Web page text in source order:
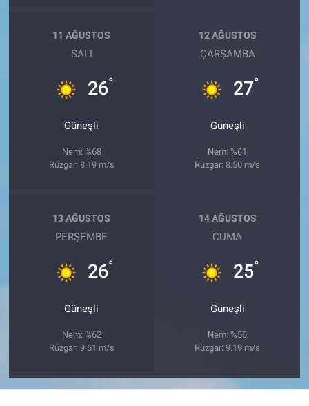
11 AĞUSTOS
SALI
26°
Güneşli
Nem: %68
Rüzgar: 8.19 m/s
12 AĞUSTOS
ÇARŞAMBA
27°
Güneşli
Nem: %61
Rüzgar: 8.50 m/s
13 AĞUSTOS
PERŞEMBE
26°
Güneşli
Nem: %62
Rüzgar: 9.61 m/s
14 AĞUSTOS
CUMA
25°
Güneşli
Nem: %56
Rüzgar: 9.19 m/s